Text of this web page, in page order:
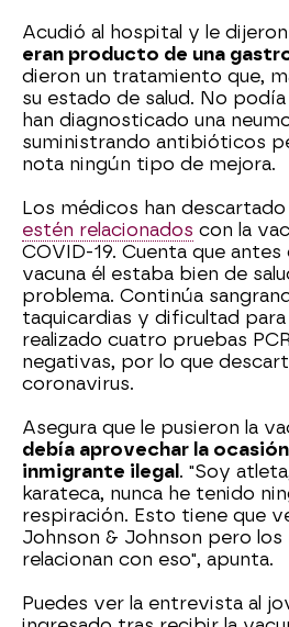
Acudió al hospital y le
eran producto de una
dieron un tratamiento que,
su estado de salud. No
han diagnosticado una
suministrando antibióticos
nota ningún tipo de mejora.
Los médicos han descartado
estén relacionados con la
COVID-19. Cuenta que
vacuna él estaba bien de
problema. Continúa
taquicardias y dificultad para
realizado cuatro pruebas
negativas, por lo que
coronavirus.
Asegura que le pusieron la
debía aprovechar la
inmigrante ilegal . "Soy
karateca, nunca he tenido
respiración. Esto tiene que
Johnson & Johnson pero los
relacionan con eso", apunta.
Puedes ver la entrevista al